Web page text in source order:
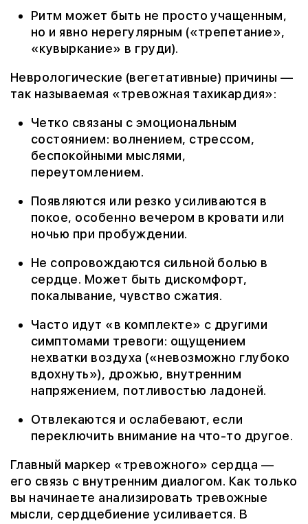
Ритм может быть не просто учащенным,
но и явно нерегулярным («трепетание»,
«кувыркание» в груди).
Неврологические (вегетативные) причины —
так называемая «тревожная тахикардия»:
Четко связаны с эмоциональным
состоянием: волнением, стрессом,
беспокойными мыслями,
переутомлением.
Появляются или резко усиливаются в
покое, особенно вечером в кровати или
ночью при пробуждении.
Не сопровождаются сильной болью в
сердце. Может быть дискомфорт,
покалывание, чувство сжатия.
Часто идут «в комплекте» с другими
симптомами тревоги: ощущением
нехватки воздуха («невозможно глубоко
вдохнуть»), дрожью, внутренним
напряжением, потливостью ладоней.
Отвлекаются и ослабевают, если
переключить внимание на что-то другое.
Главный маркер «тревожного» сердца —
его связь с внутренним диалогом. Как только
вы начинаете анализировать тревожные
мысли, сердцебиение усиливается. В